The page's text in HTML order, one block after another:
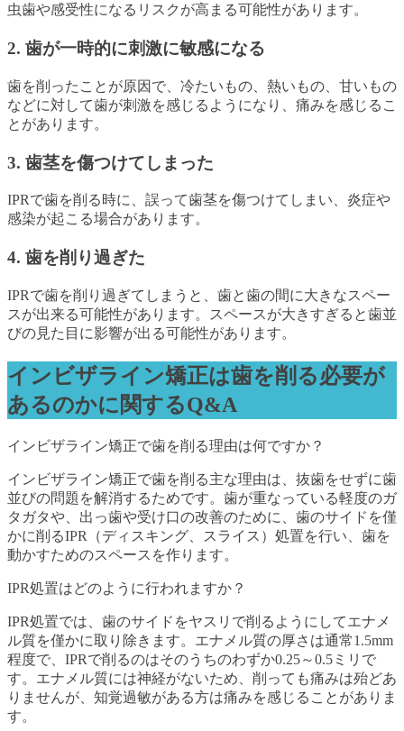
虫歯や感受性になるリスクが高まる可能性があります。
2. 歯が一時的に刺激に敏感になる
歯を削ったことが原因で、冷たいもの、熱いもの、甘いもの
などに対して歯が刺激を感じるようになり、痛みを感じるこ
とがあります。
3. 歯茎を傷つけてしまった
IPRで歯を削る時に、誤って歯茎を傷つけてしまい、炎症や
感染が起こる場合があります。
4. 歯を削り過ぎた
IPRで歯を削り過ぎてしまうと、歯と歯の間に大きなスペー
スが出来る可能性があります。スペースが大きすぎると歯並
びの見た目に影響が出る可能性があります。
インビザライン矯正は歯を削る必要が
あるのかに関するQ&A
インビザライン矯正で歯を削る理由は何ですか？
インビザライン矯正で歯を削る主な理由は、抜歯をせずに歯
並びの問題を解消するためです。歯が重なっている軽度のガ
タガタや、出っ歯や受け口の改善のために、歯のサイドを僅
かに削るIPR（ディスキング、スライス）処置を行い、歯を
動かすためのスペースを作ります。
IPR処置はどのように行われますか？
IPR処置では、歯のサイドをヤスリで削るようにしてエナメ
ル質を僅かに取り除きます。エナメル質の厚さは通常1.5mm
程度で、IPRで削るのはそのうちのわずか0.25～0.5ミリで
す。エナメル質には神経がないため、削っても痛みは殆どあ
りませんが、知覚過敏がある方は痛みを感じることがありま
す。